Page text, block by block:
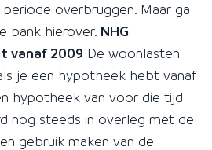
overbruggen. Maar ga
bank hierover. NHG
vanaf 2009 De woonlasten
je een hypotheek hebt vanaf
hypotheek van voor die tijd
nog steeds in overleg met de
gebruik maken van de